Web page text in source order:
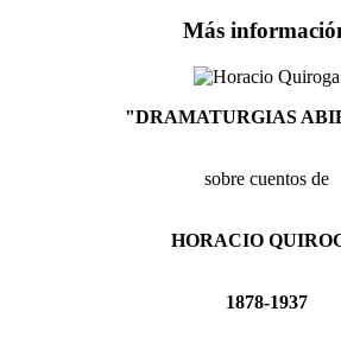
Más
"DRAMATURGIAS
sobre cuentos de
HORACIO
1878-1937